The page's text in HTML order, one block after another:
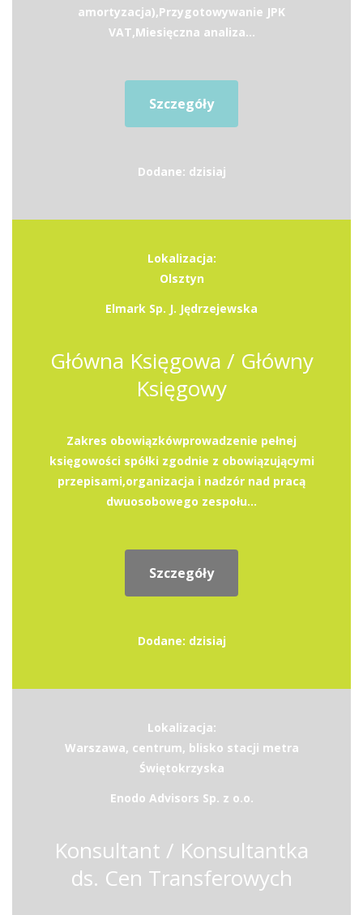
amortyzacja),Przygotowywanie JPK
VAT,Miesięczna analiza...
Szczegóły
Dodane: dzisiaj
Lokalizacja:
Olsztyn
Elmark Sp. J. Jędrzejewska
Główna Księgowa / Główny
Księgowy
Zakres obowiązkówprowadzenie pełnej
księgowości spółki zgodnie z obowiązującymi
przepisami,organizacja i nadzór nad pracą
dwuosobowego zespołu...
Szczegóły
Dodane: dzisiaj
Lokalizacja:
Warszawa, centrum, blisko stacji metra
Świętokrzyska
Enodo Advisors Sp. z o.o.
Konsultant / Konsultantka
ds. Cen Transferowych